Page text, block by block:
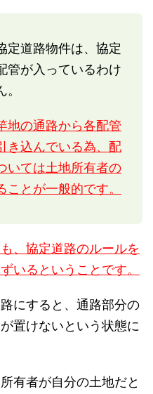
定道路物件は、協定
管が入っているわけ
地の通路から各配管
き込んでいる為、配
いては土地所有者の
ことが一般的です。
、協定道路のルールを
いるということです。
にすると、通路部分の
置けないという状態に
有者が自分の土地だと